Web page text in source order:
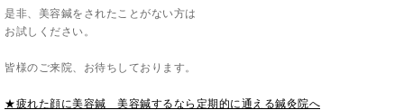
是非、美容鍼をされたことがない方は
お試しください。
皆様のご来院、お待ちしております。
★疲れた顔に美容鍼 美容鍼するなら定期的に通える鍼灸院へ